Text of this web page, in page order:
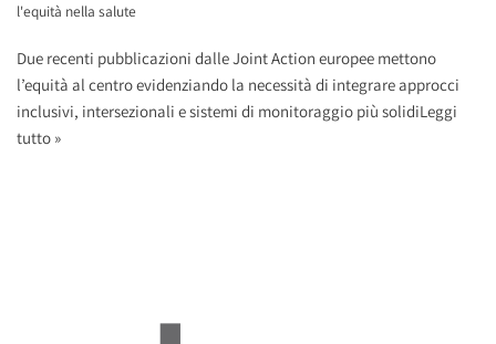
l'equità nella salute
Due recenti pubblicazioni dalle Joint Action europee mettono
l’equità al centro evidenziando la necessità di integrare approcci
inclusivi, intersezionali e sistemi di monitoraggio più solidiLeggi
tutto »